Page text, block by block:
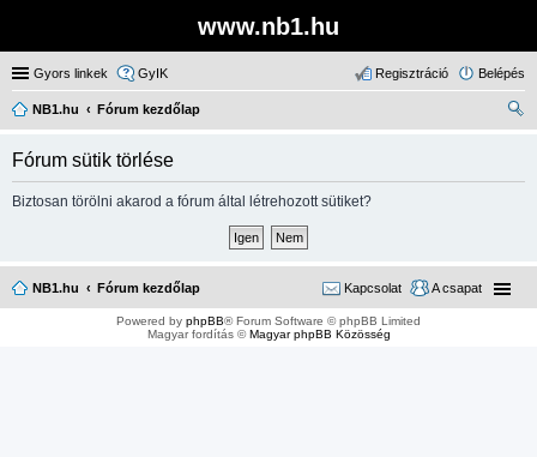
www.nb1.hu
Gyors linkek GyIK Belépés
Regisztráció
NB1.hu
Fórum kezdőlap
Fórum sütik törlése
Biztosan törölni akarod a fórum által létrehozott sütiket?
NB1.hu Fórum kezdőlap A csapat
Kapcsolat
Powered by phpBB® Forum Software © phpBB Limited
Magyar fordítás ©Magyar phpBB Közösség